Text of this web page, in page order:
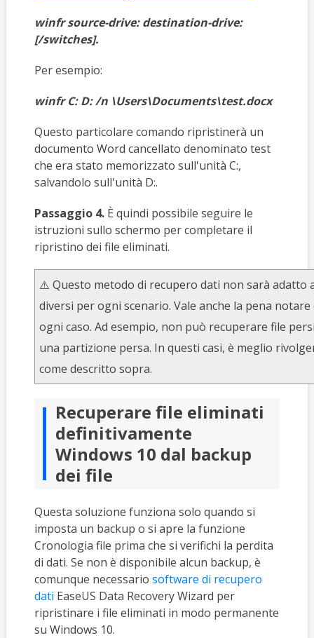
winfr source-drive: destination-drive:
[/switches].
Per esempio:
winfr C: D: /n \Users\Documents\test.docx
Questo particolare comando ripristinerà un
documento Word cancellato denominato test
che era stato memorizzato sull'unità C:,
salvandolo sull'unità D:.
Passaggio 4.È quindi possibile seguire le
istruzioni sullo schermo per completare il
ripristino dei file eliminati.
⚠️ Questo metodo di recupero dati non sarà adatto
diversi per ogni scenario. Vale anche la pena
ogni caso. Ad esempio, non può recuperare file
una partizione persa. In questi casi, è meglio
come descritto sopra.
Recuperare file eliminati
definitivamente
Windows 10 dal backup
dei file
Questa soluzione funziona solo quando si
imposta un backup o si apre la funzione
Cronologia file prima che si verifichi la perdita
di dati. Se non è disponibile alcun backup, è
comunque necessario software di recupero
dati EaseUS Data Recovery Wizard per
ripristinare i file eliminati in modo permanente
su Windows 10.